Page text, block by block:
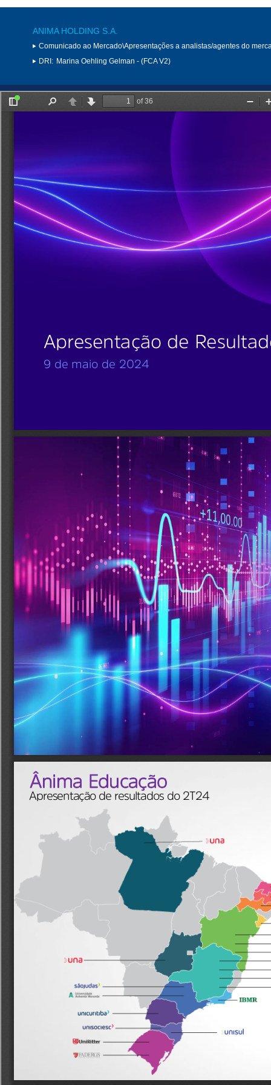
ANIMA HOLDING S.A.
Comunicado ao Mercado\Apresentações a analistas/agentes do
DRI: Marina Oehling Gelman - (FCA V2)